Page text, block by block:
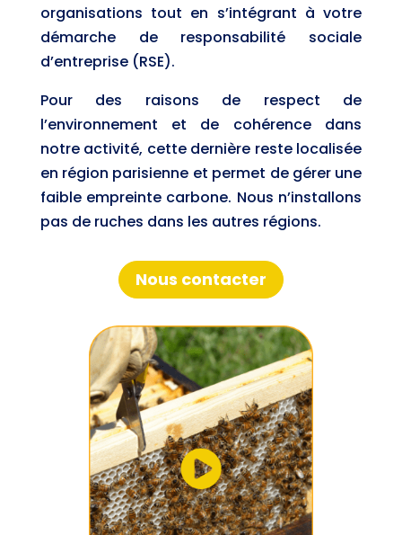
organisations tout en s’intégrant à votre
démarche de responsabilité sociale
d’entreprise (RSE).
Pour des raisons de respect de
l’environnement et de cohérence dans
notre activité, cette dernière reste localisée
en région parisienne et permet de gérer une
faible empreinte carbone. Nous n’installons
pas de ruches dans les autres régions.
Nous contacter